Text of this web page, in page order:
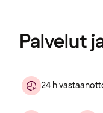
Palvelut
24 h